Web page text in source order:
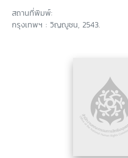
สถานที่พิมพ์:
กรุงเทพฯ : วิญญูชน, 2543.